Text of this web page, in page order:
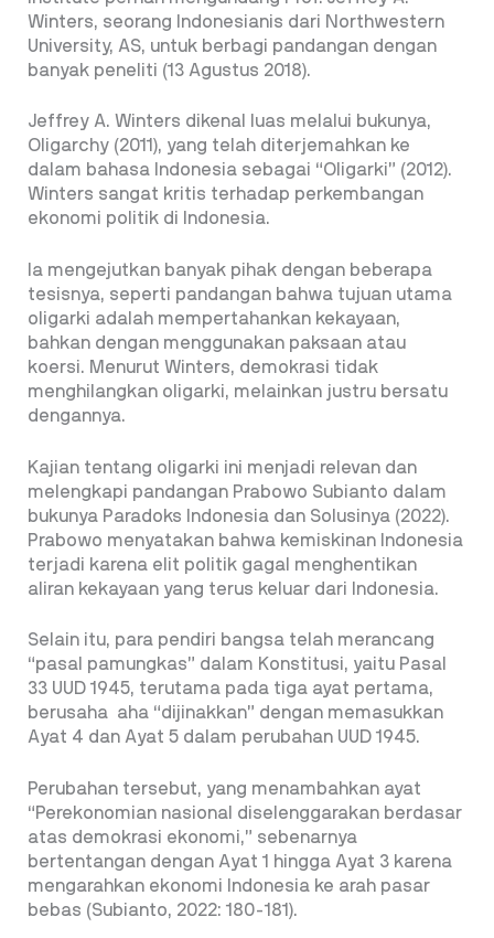
Winters, seorang Indonesianis dari Northwestern
University, AS, untuk berbagi pandangan dengan
banyak peneliti (13 Agustus 2018).
Jeffrey A. Winters dikenal luas melalui bukunya,
Oligarchy (2011), yang telah diterjemahkan ke
dalam bahasa Indonesia sebagai “Oligarki” (2012).
Winters sangat kritis terhadap perkembangan
ekonomi politik di Indonesia.
Ia mengejutkan banyak pihak dengan beberapa
tesisnya, seperti pandangan bahwa tujuan utama
oligarki adalah mempertahankan kekayaan,
bahkan dengan menggunakan paksaan atau
koersi. Menurut Winters, demokrasi tidak
menghilangkan oligarki, melainkan justru bersatu
dengannya.
Kajian tentang oligarki ini menjadi relevan dan
melengkapi pandangan Prabowo Subianto dalam
bukunya Paradoks Indonesia dan Solusinya (2022).
Prabowo menyatakan bahwa kemiskinan Indonesia
terjadi karena elit politik gagal menghentikan
aliran kekayaan yang terus keluar dari Indonesia.
Selain itu, para pendiri bangsa telah merancang
“pasal pamungkas” dalam Konstitusi, yaitu Pasal
33 UUD 1945, terutama pada tiga ayat pertama,
berusaha aha “dijinakkan” dengan memasukkan
Ayat 4 dan Ayat 5 dalam perubahan UUD 1945.
Perubahan tersebut, yang menambahkan ayat
“Perekonomian nasional diselenggarakan berdasar
atas demokrasi ekonomi,” sebenarnya
bertentangan dengan Ayat 1 hingga Ayat 3 karena
mengarahkan ekonomi Indonesia ke arah pasar
bebas (Subianto, 2022: 180-181).